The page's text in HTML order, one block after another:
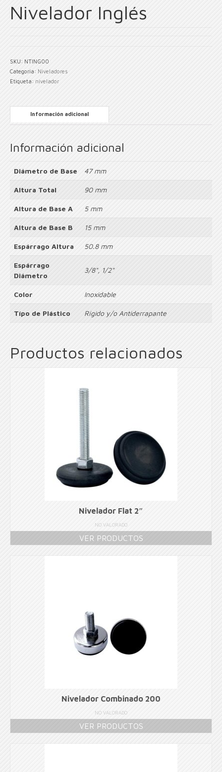
Nivelador Inglés
SKU: NTING00
Categoría: Niveladores
Etiqueta: nivelador
Información adicional
Información adicional
Diámetro de Base 47 mm
Altura Total 90 mm
Altura de Base A 5 mm
Altura de Base B 15 mm
Espárrago Altura 50.8 mm
Espárrago
Diámetro
3/8", 1/2"
Color Inoxidable
Típo de Plástico Rígido y/o Antiderrapante
Productos relacionados
Nivelador Flat 2″
NO VALORADO
VER PRODUCTOS
Nivelador Combinado 200
NO VALORADO
VER PRODUCTOS